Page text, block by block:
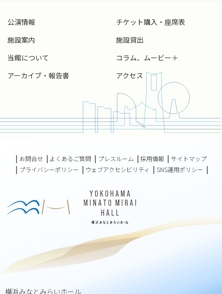
公演情報
チケット購入・座席表
施設案内
施設貸出
当館について
コラム、ムービー＋
アーカイブ・報告書
アクセス
お問合せ よくあるご質問 プレスルーム 採用情報
サイトマップ
プライバシーポリシー
ウェブアクセシビリティ SNS運用ポリシー
横浜みなとみらいホール